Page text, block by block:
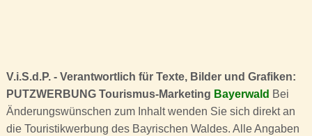
V.i.S.d.P. - Verantwortlich für Texte, Bilder und Grafiken:
PUTZWERBUNG Tourismus-Marketing Bayerwald Bei
Änderungswünschen zum Inhalt wenden Sie sich direkt an
die Touristikwerbung des Bayrischen Waldes. Alle Angaben